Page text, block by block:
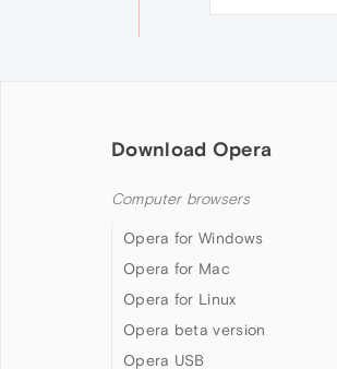
Download Opera
Computer browsers
Opera for Windows
Opera for Mac
Opera for Linux
Opera beta version
Opera USB